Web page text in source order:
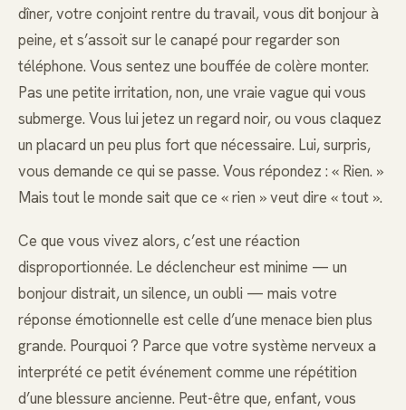
dîner, votre conjoint rentre du travail, vous dit bonjour à
peine, et s’assoit sur le canapé pour regarder son
téléphone. Vous sentez une bouffée de colère monter.
Pas une petite irritation, non, une vraie vague qui vous
submerge. Vous lui jetez un regard noir, ou vous claquez
un placard un peu plus fort que nécessaire. Lui, surpris,
vous demande ce qui se passe. Vous répondez : « Rien. »
Mais tout le monde sait que ce « rien » veut dire « tout ».
Ce que vous vivez alors, c’est une réaction
disproportionnée. Le déclencheur est minime — un
bonjour distrait, un silence, un oubli — mais votre
réponse émotionnelle est celle d’une menace bien plus
grande. Pourquoi ? Parce que votre système nerveux a
interprété ce petit événement comme une répétition
d’une blessure ancienne. Peut-être que, enfant, vous